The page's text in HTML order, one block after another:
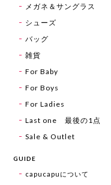
メガネ＆サングラス
シューズ
バッグ
雑貨
For Baby
For Boys
For Ladies
Last one 最後の1点
Sale & Outlet
GUIDE
capucapuについて